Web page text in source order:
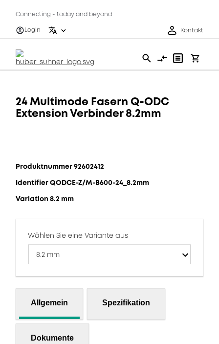
Connecting - today and beyond
Login
Kontakt
24 Multimode Fasern Q-ODC
Extension Verbinder 8.2mm
Produktnummer 92602412
Identifier QODCE-Z/M-B600-24_8.2mm
Variation 8.2 mm
Wählen Sie eine Variante aus
8.2 mm
Allgemein Spezifikation
Dokumente